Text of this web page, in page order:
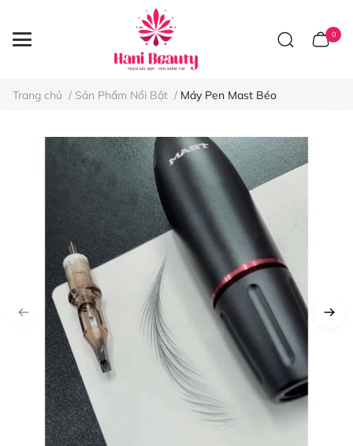
0
Trang chủ / Sản Phẩm Nổi Bật / Máy Pen Mast Béo